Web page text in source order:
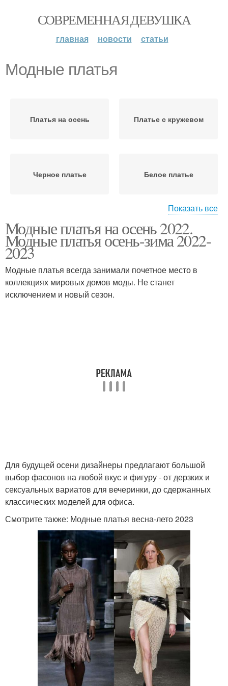
СОВРЕМЕННАЯ ДЕВУШКА
главная новости статьи
Модные платья
Платья на осень Платье с кружевом
Черное платье Белое платье
Вечерние платья
Платье с оголенными
плечами
Повседневные платья Платья в моде
Модные тренды
Платья с запахом Модные тенденции
Модные принты Модная одежда
Ретро платья Стеганное платье
Показать все
Модные платья на осень 2022.
Модные платья осень-зима 2022-
2023
Модные платья всегда занимали почетное место в
коллекциях мировых домов моды. Не станет
исключением и новый сезон.
Для будущей осени дизайнеры предлагают большой
выбор фасонов на любой вкус и фигуру - от дерзких и
сексуальных вариатов для вечеринки, до сдержанных
классических моделей для офиса.
Смотрите также: Модные платья весна-лето 2023